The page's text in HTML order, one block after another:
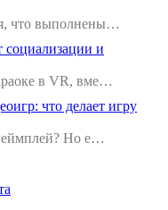
что выполнены…
социализации и
в VR, вме…
что делает игру
Но е…